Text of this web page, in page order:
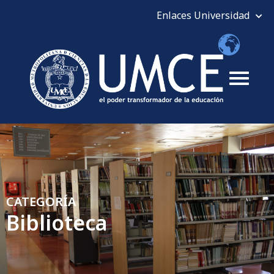
CATEGORÍA
Biblioteca